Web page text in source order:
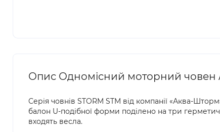
Опис Одномісний моторний човен
Серія човнів STORM STM від компанії «Аква-
балон U-подібної форми поділено на три
входять весла.